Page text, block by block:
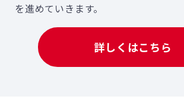
を進めていきます。
詳しくはこちら